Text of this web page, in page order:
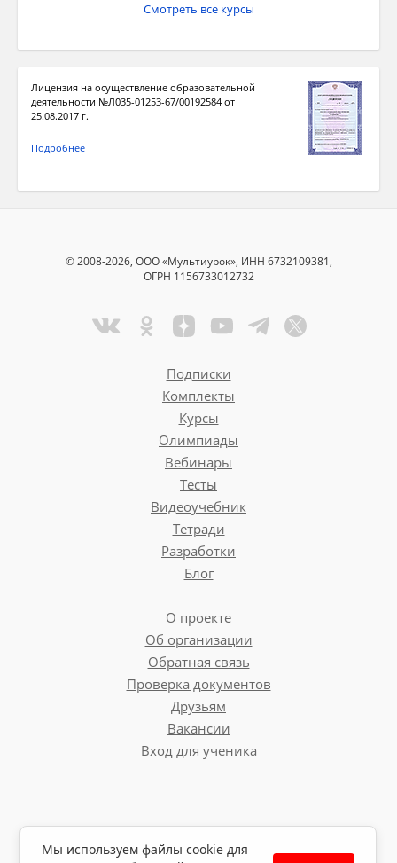
Смотреть все курсы
Лицензия на осуществление образовательной
деятельности №Л035-01253-67/00192584 от
25.08.2017 г.
Подробнее
© 2008-2026, ООО «Мультиурок», ИНН 6732109381,
ОГРН 1156733012732
Подписки
Комплекты
Курсы
Олимпиады
Вебинары
Тесты
Видеоучебник
Тетради
Разработки
Блог
О проекте
Об организации
Обратная связь
Проверка документов
Друзьям
Вакансии
Вход для ученика
Политика обработки персональных данных
Мы используем файлы cookie для